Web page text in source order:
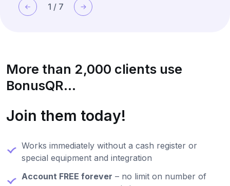
1 / 7
More than 2,000 clients use
BonusQR...
Join them today!
Works immediately without a cash register or
special equipment and integration
Account FREE forever – no limit on number of